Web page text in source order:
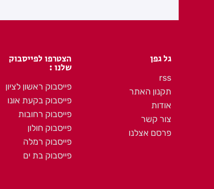
גל גפן
rss
תקנון האתר
אודות
צור קשר
פרסם אצלנו
הצטרפו לפייסבוק
שלנו :
פייסבוק ראשון לציון
פייסבוק בקעת אונו
פייסבוק רחובות
פייסבוק חולון
פייסבוק רמלה
פייסבוק בת ים